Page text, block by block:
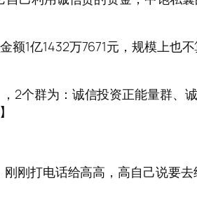
额1亿1432万7671元，规模上也
2个群为：诚信投资正能量群、
刚打电话给高高，高自己说要